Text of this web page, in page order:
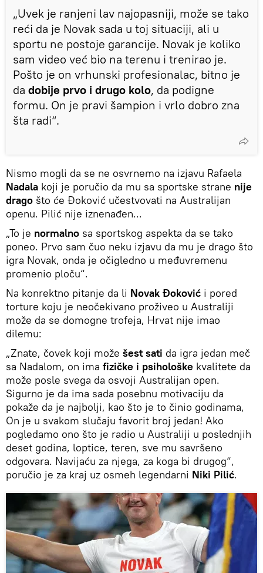
„Uvek je ranjeni lav najopasniji, može se tako
reći da je Novak sada u toj situaciji, ali u
sportu ne postoje garancije. Novak je koliko
sam video već bio na terenu i trenirao je.
Pošto je on vrhunski profesionalac, bitno je
da dobije prvo i drugo kolo, da podigne
formu. On je pravi šampion i vrlo dobro zna
šta radi“.
Nismo mogli da se ne osvrnemo na izjavu Rafaela
Nadala koji je poručio da mu sa sportske strane nije
drago što će Đoković učestvovati na Australijan
openu. Pilić nije iznenađen...
„To je normalno sa sportskog aspekta da se tako
poneo. Prvo sam čuo neku izjavu da mu je drago što
igra Novak, onda je očigledno u međuvremenu
promenio ploču“.
Na konrektno pitanje da li Novak Đoković i pored
torture koju je neočekivano proživeo u Australiji
može da se domogne trofeja, Hrvat nije imao
dilemu:
„Znate, čovek koji može šest sati da igra jedan meč
sa Nadalom, on ima fizičke i psihološke kvalitete da
može posle svega da osvoji Australijan open.
Sigurno je da ima sada posebnu motivaciju da
pokaže da je najbolji, kao što je to činio godinama,
On je u svakom slučaju favorit broj jedan! Ako
pogledamo ono što je radio u Australiji u poslednjih
deset godina, loptice, teren, sve mu savršeno
odgovara. Navijaću za njega, za koga bi drugog“,
poručio je za kraj uz osmeh legendarni Niki Pilić.